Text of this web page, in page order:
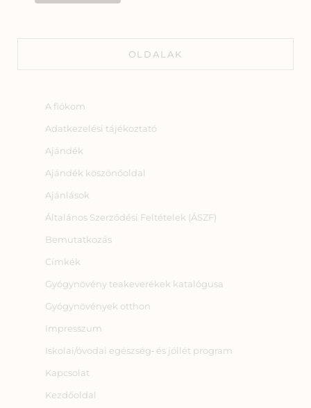
OLDALAK
A fiókom
Adatkezelési tájékoztató
Ajándék
Ajándék köszönőoldal
Ajánlások
Általános Szerződési Feltételek (ÁSZF)
Bemutatkozás
Címkék
Gyógynövény teakeverékek katalógusa
Gyógynövények otthon
Impresszum
Iskolai/óvodai egészség‑ és jóllét program
Kapcsolat
Kezdőoldal